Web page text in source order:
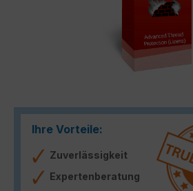
Ihre Vorteile:
Zuverlässigkeit
Expertenberatung